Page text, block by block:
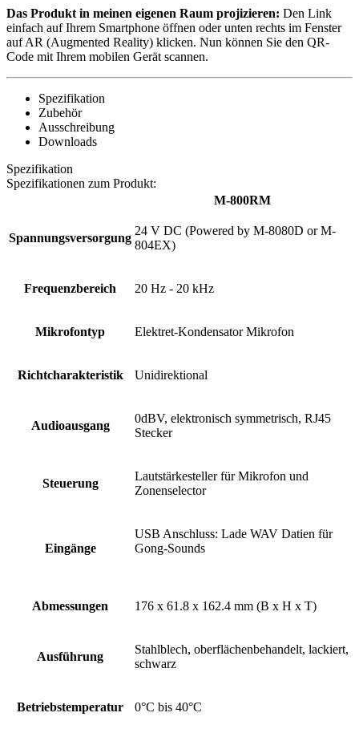
Das Produkt in meinen eigenen Raum projizieren: Den Link
einfach auf Ihrem Smartphone öffnen oder unten rechts im Fenster
auf AR (Augmented Reality) klicken. Nun können Sie den QR-
Code mit Ihrem mobilen Gerät scannen.
Spezifikation
Zubehör
Ausschreibung
Downloads
Spezifikation
Spezifikationen zum Produkt:
M-800RM
Spannungsversorgung
24 V DC (Powered by M-8080D or M-
804EX)
Frequenzbereich 20 Hz - 20 kHz
Mikrofontyp Elektret-Kondensator Mikrofon
Richtcharakteristik Unidirektional
Audioausgang
0dBV, elektronisch symmetrisch, RJ45
Stecker
Steuerung
Lautstärkesteller für Mikrofon und
Zonenselector
Eingänge
USB Anschluss: Lade WAV Datien für
Gong-Sounds
Abmessungen 176 x 61.8 x 162.4 mm (B x H x T)
Ausführung
Stahlblech, oberflächenbehandelt, lackiert,
schwarz
Betriebstemperatur 0°C bis 40°C